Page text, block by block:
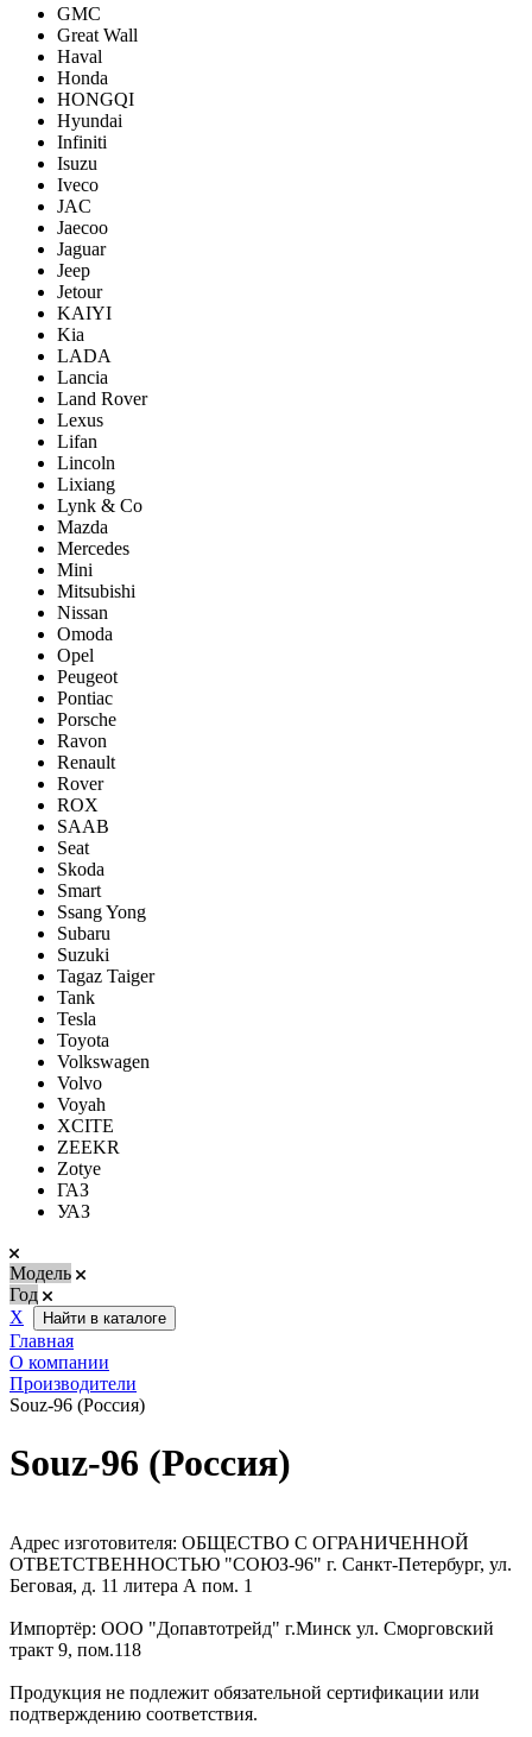
GMC
Great Wall
Haval
Honda
HONGQI
Hyundai
Infiniti
Isuzu
Iveco
JAC
Jaecoo
Jaguar
Jeep
Jetour
KAIYI
Kia
LADA
Lancia
Land Rover
Lexus
Lifan
Lincoln
Lixiang
Lynk & Co
Mazda
Mercedes
Mini
Mitsubishi
Nissan
Omoda
Opel
Peugeot
Pontiac
Porsсhe
Ravon
Renault
Rover
ROX
SAAB
Seat
Skoda
Smart
Ssang Yong
Subaru
Suzuki
Tagaz Taiger
Tank
Tesla
Toyota
Volkswagen
Volvo
Voyah
XCITE
ZEEKR
Zotye
ГАЗ
УАЗ
Модель
Год
Х
Найти в каталоге
Главная
О компании
Производители
Souz-96 (Россия)
Souz-96 (Россия)
Адрес изготовителя: ОБЩЕСТВО С ОГРАНИЧЕННОЙ
ОТВЕТСТВЕННОСТЬЮ "СОЮЗ-96" г. Санкт-Петербург, ул.
Беговая, д. 11 литера А пом. 1
Импортёр: ООО "Допавтотрейд" г.Минск ул. Сморговский
тракт 9, пом.118
Продукция не подлежит обязательной сертификации или
подтверждению соответствия.